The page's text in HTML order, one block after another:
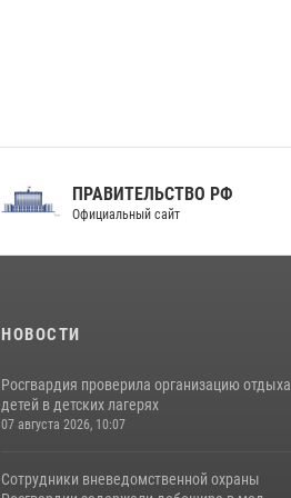
ПРАВИТЕЛЬСТВО РФ
Официальный сайт
НОВОСТИ
Росгвардия проверила организацию отдыха
детей в детских лагерях
07 августа 2026, 10:07
Сотрудники вневедомственной охраны